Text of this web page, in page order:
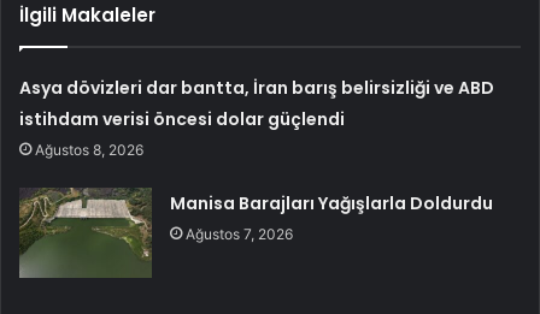
İlgili Makaleler
Asya dövizleri dar bantta, İran barış belirsizliği ve ABD
istihdam verisi öncesi dolar güçlendi
Ağustos 8, 2026
Manisa Barajları Yağışlarla Doldurdu
Ağustos 7, 2026